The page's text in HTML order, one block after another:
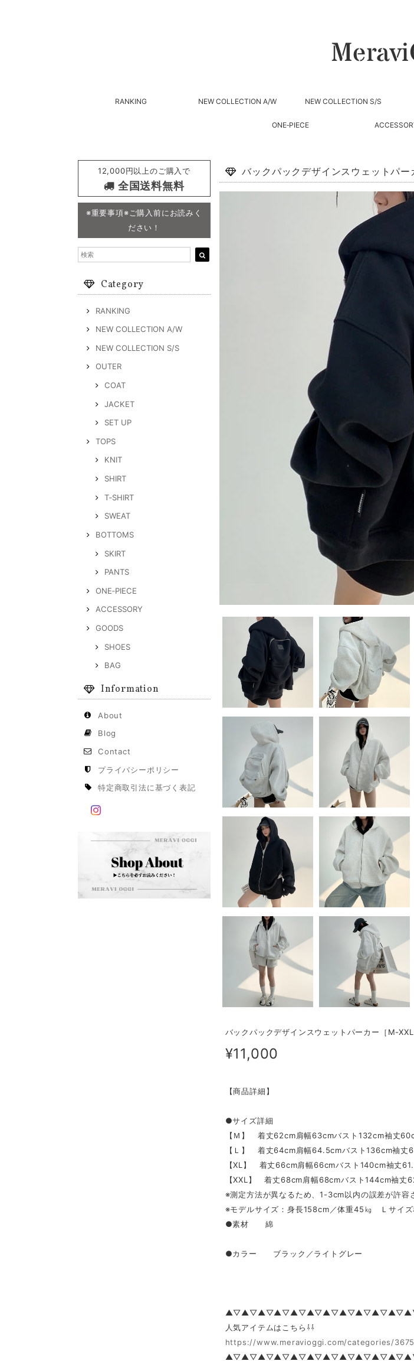
RANKING NEW COLLECTION A/W NEW COLLECTION S/S
ONE‐PIECE
12,000円以上のご購入で
全国送料無料
※重要事項※ご購入前にお読みく
ださい！
Category
RANKING
NEW COLLECTION A/W
NEW COLLECTION S/S
OUTER
COAT
JACKET
SET UP
TOPS
KNIT
SHIRT
T‐SHIRT
SWEAT
BOTTOMS
SKIRT
PANTS
ONE‐PIECE
ACCESSORY
GOODS
SHOES
BAG
Information
About
Blog
Contact
プライバシーポリシー
特定商取引法に基づく表記
バックパックデザインスウェットパー
バックパックデザインスウェットパーカー［M-XXL
¥11,000
【商品詳細】
●サイズ詳細
【Ｍ】 着丈62cm肩幅63cmバスト132cm袖丈
【Ｌ】 着丈64cm肩幅64.5cmバスト136cm袖丈
【XL】 着丈66cm肩幅66cmバスト140cm袖丈
【XXL】 着丈68cm肩幅68cmバスト144cm袖丈
※測定方法が異なるため、1-3cm以内の誤差が許容
※モデルサイズ：身長158cm／体重45㎏ Ｌサイズ
●素材 綿
●カラー ブラック／ライトグレー
人気アイテムはこちら⇩⇩
https://www.meravioggi.com/categories/